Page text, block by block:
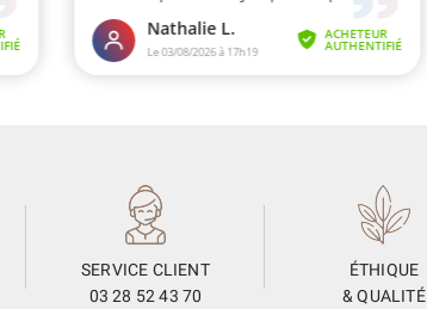
SERVICE CLIENT
03 28 52 43 70
ÉTHIQUE
& QUALITÉ